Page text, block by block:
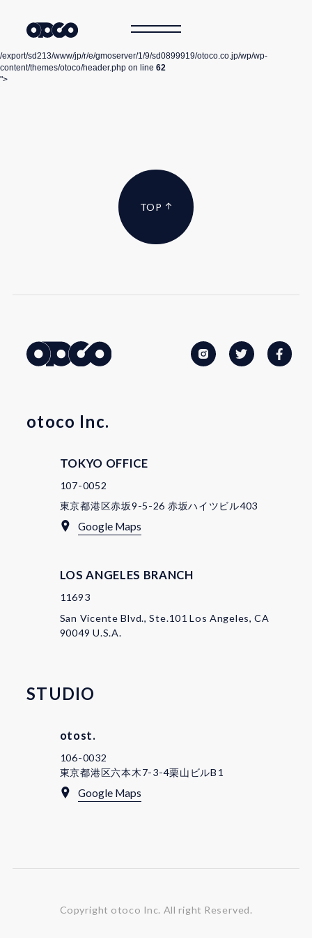
/export/sd213/www/jp/r/e/gmoserver/1/9/sd0899919/otoco.co.jp/wp/wp-
content/themes/otoco/header.php on line 62
">
otoco Inc.
TOKYO OFFICE
107-0052
東京都港区赤坂9-5-26 赤坂ハイツビル403
Google Maps
LOS ANGELES BRANCH
11693
San Vicente Blvd., Ste.101 Los Angeles, CA
90049 U.S.A.
STUDIO
otost.
106-0032
東京都港区六本木7-3-4栗山ビルB1
Google Maps
TOP
Copyright otoco Inc. All right Reserved.